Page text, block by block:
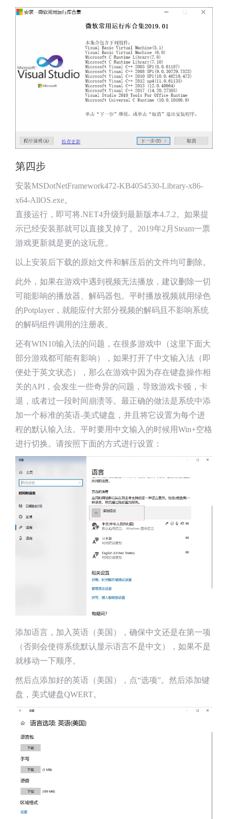
第四步
安装MSDotNetFramework472-KB4054530-Library-x86-
x64-AllOS.exe。
直接运行，即可将.NET4升级到最新版本4.7.2。如果提
示已经安装那就可以直接叉掉了。2019年2月Steam一票
游戏更新就是更的这玩意。
以上安装后下载的原始文件和解压后的文件均可删除。
此外，如果在游戏中遇到视频无法播放，建议删除一切
可能影响的播放器、解码器包。平时播放视频就用绿色
的Potplayer，就能应付大部分视频的解码且不影响系统
的解码组件调用的注册表。
还有WIN10输入法的问题，在很多游戏中（这里下面大
部分游戏都可能有影响），如果打开了中文输入法（即
便处于英文状态），那么在游戏中因为存在键盘操作相
关的API，会发生一些奇异的问题，导致游戏卡顿，卡
退，或者过一段时间崩溃等。最正确的做法是系统中添
加一个标准的英语-美式键盘，并且将它设置为每个进
程的默认输入法。平时要用中文输入的时候用Win+空格
进行切换。请按照下面的方式进行设置：
添加语言，加入英语（美国），确保中文还是在第一项
（否则会使得系统默认显示语言不是中文），如果不是
就移动一下顺序。
然后点添加好的英语（美国），点“选项”。然后添加键
盘，美式键盘QWERT。